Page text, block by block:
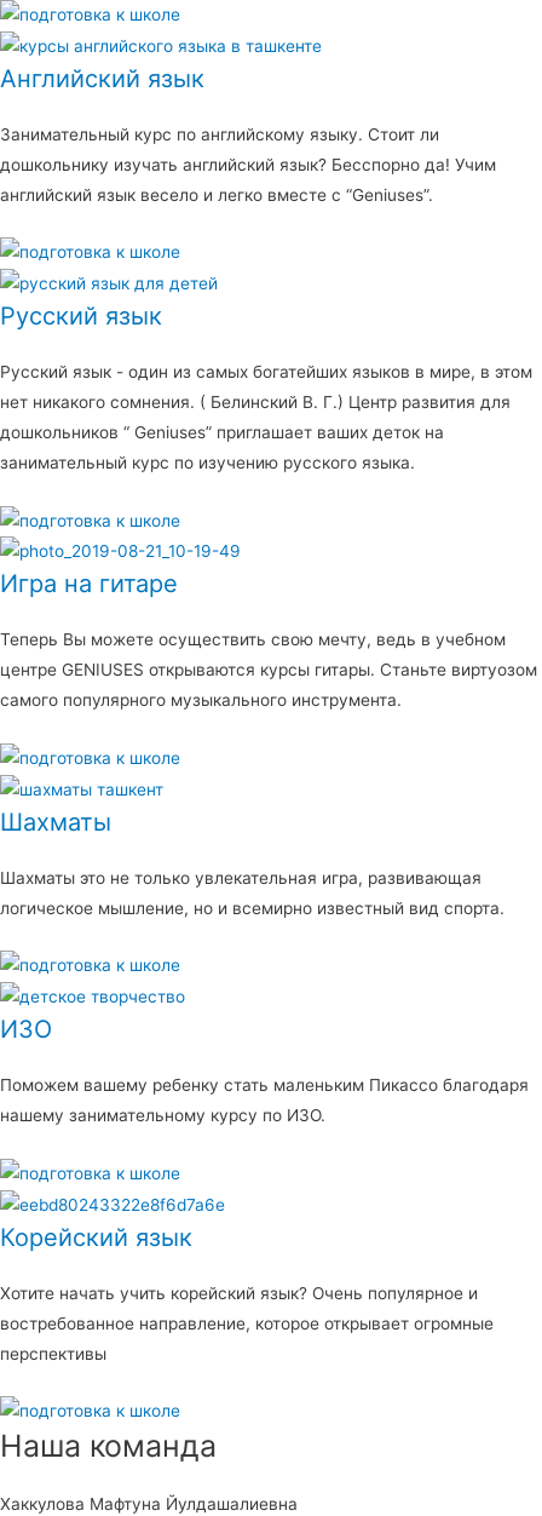
Английский язык
Занимательный курс по английскому языку. Стоит ли
дошкольнику изучать английский язык? Бесспорно да! Учим
английский язык весело и легко вместе с “Geniuses”.
Русский язык
Русский язык - один из самых богатейших языков в мире, в этом
нет никакого сомнения. ( Белинский В. Г.) Центр развития для
дошкольников “ Geniuses” приглашает ваших деток на
занимательный курс по изучению русского языка.
Игра на гитаре
Теперь Вы можете осуществить свою мечту, ведь в учебном
центре GENIUSES открываются курсы гитары. Станьте виртуозом
самого популярного музыкального инструмента.
Шахматы
Шахматы это не только увлекательная игра, развивающая
логическое мышление, но и всемирно известный вид спорта.
ИЗО
Поможем вашему ребенку стать маленьким Пикассо благодаря
нашему занимательному курсу по ИЗО.
Корейский язык
Хотите начать учить корейский язык? Очень популярное и
востребованное направление, которое открывает огромные
перспективы
Наша команда
Хаккулова Мафтуна Йулдашалиевна